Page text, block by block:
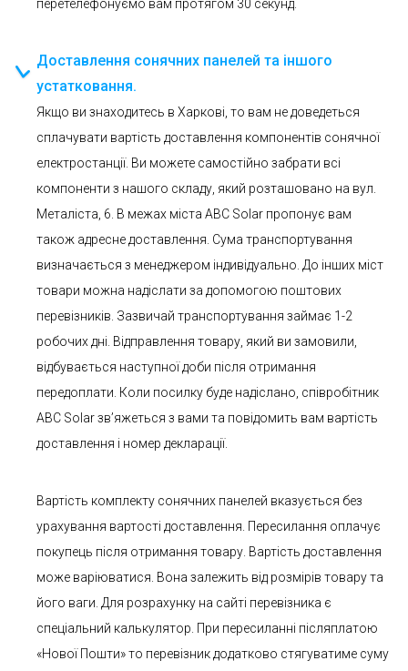
перетелефонуємо вам протягом 30 секунд.
Доставлення сонячних панелей та іншого
устатковання.
Якщо ви знаходитесь в Харкові, то вам не доведеться
сплачувати вартість доставлення компонентів сонячної
електростанції. Ви можете самостійно забрати всі
компоненти з нашого складу, який розташовано на вул.
Металіста, 6. В межах міста АВС Solar пропонує вам
також адресне доставлення. Сума транспортування
визначається з менеджером індивідуально. До інших міст
товари можна надіслати за допомогою поштових
перевізників. Зазвичай транспортування займає 1-2
робочих дні. Відправлення товару, який ви замовили,
відбувається наступної доби після отримання
передоплати. Коли посилку буде надіслано, співробітник
ABC Solar зв’яжеться з вами та повідомить вам вартість
доставлення і номер декларації.
Вартість комплекту сонячних панелей вказується без
урахування вартості доставлення. Пересилання оплачує
покупець після отримання товару. Вартість доставлення
може варіюватися. Вона залежить від розмірів товару та
його ваги. Для розрахунку на сайті перевізника є
спеціальний калькулятор. При пересиланні післяплатою
«Нової Пошти» то перевізник додатково стягуватиме суму